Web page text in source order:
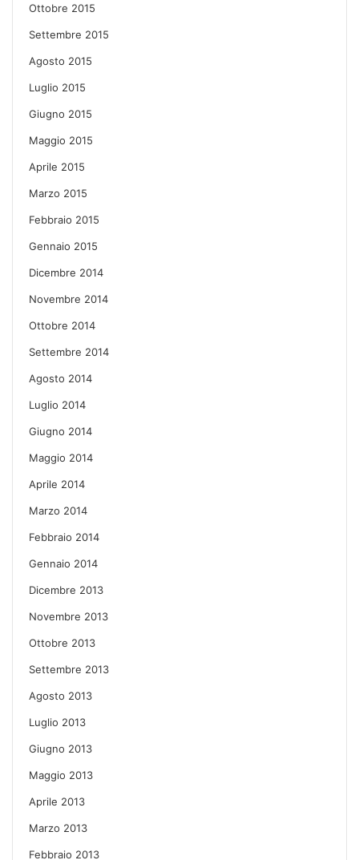
Ottobre 2015
Settembre 2015
Agosto 2015
Luglio 2015
Giugno 2015
Maggio 2015
Aprile 2015
Marzo 2015
Febbraio 2015
Gennaio 2015
Dicembre 2014
Novembre 2014
Ottobre 2014
Settembre 2014
Agosto 2014
Luglio 2014
Giugno 2014
Maggio 2014
Aprile 2014
Marzo 2014
Febbraio 2014
Gennaio 2014
Dicembre 2013
Novembre 2013
Ottobre 2013
Settembre 2013
Agosto 2013
Luglio 2013
Giugno 2013
Maggio 2013
Aprile 2013
Marzo 2013
Febbraio 2013